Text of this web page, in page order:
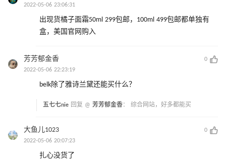
2022-05-06 23:06:31
出现货橘子面霜50ml 299包邮，100ml 499包邮都单独有
盒，美国官网购入
芳芳郁金香
0
2022-05-06 22:23:19
belk除了雅诗兰黛还能买什么？
五七七nie 回复 @ 芳芳郁金香： 综合网站，好多都能买
大鱼儿1023
0
2022-05-06 20:07:23
扎心没货了